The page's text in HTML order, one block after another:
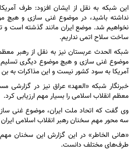
این شبکه به نقل از ایشان افزود: طرف
نداشته باشید، در موضوع غنی سازی و هیچ
نخواهیم شد. موضع ایران مانند گذشته است و
ساخت سلاح اتمی نداریم.
شبکه الحدث عربستان نیز به نقل از رهبر
موضوع غنی سازی و هیچ موضوع دیگری تسلیم
آمریکا به سود کشور نیست و این مذاکرات به
خبرنگار شبکه «العهد» عراق نیز در گزارشی
معظم انقلاب اسلامی را بسیار مهم ارزیابی کرد.
وی گفت که اتحاد ملت ایران، موضوع غنی سازی
سه محور مهم سخنان رهبر انقلاب اسلامی ایران
«هانی الخاطر» در این گزارش این سخنان
طرف‌های مختلف دانست.